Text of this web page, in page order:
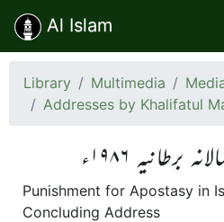
Al Islam
Library Multimedia
Addresses by Khalifatul
۱۹۸۶ء
Punishment for Apostasy in
Concluding Address